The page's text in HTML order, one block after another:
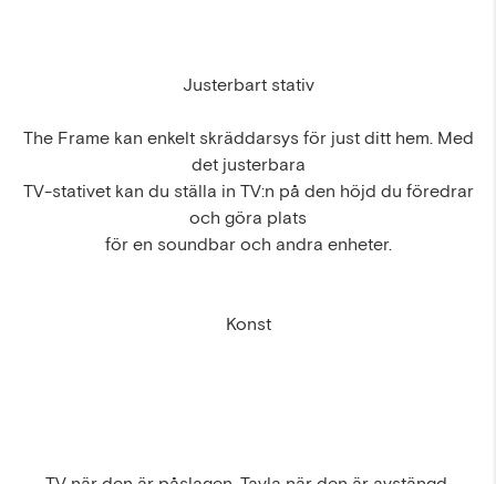
Justerbart stativ
The Frame kan enkelt skräddarsys för just ditt hem. Med
det justerbara
TV-stativet kan du ställa in TV:n på den höjd du föredrar
och göra plats
för en soundbar och andra enheter.
Konst